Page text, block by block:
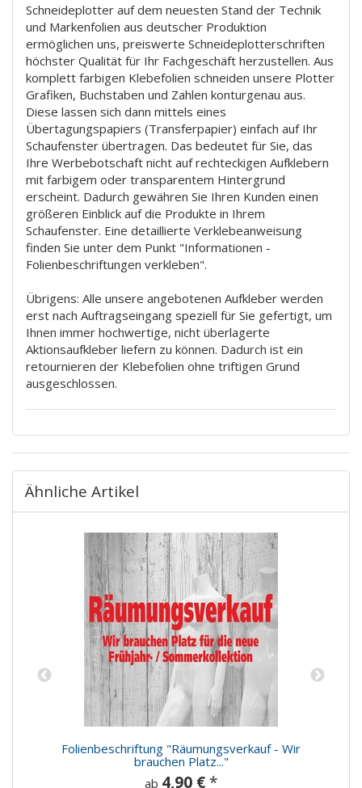
Schneideplotter auf dem neuesten Stand der Technik
und Markenfolien aus deutscher Produktion
ermöglichen uns, preiswerte Schneideplotterschriften
höchster Qualität für Ihr Fachgeschäft herzustellen. Aus
komplett farbigen Klebefolien schneiden unsere Plotter
Grafiken, Buchstaben und Zahlen konturgenau aus.
Diese lassen sich dann mittels eines
Übertagungspapiers (Transferpapier) einfach auf Ihr
Schaufenster übertragen. Das bedeutet für Sie, das
Ihre Werbebotschaft nicht auf rechteckigen Aufklebern
mit farbigem oder transparentem Hintergrund
erscheint. Dadurch gewähren Sie Ihren Kunden einen
größeren Einblick auf die Produkte in Ihrem
Schaufenster. Eine detaillierte Verklebeanweisung
finden Sie unter dem Punkt "Informationen -
Folienbeschriftungen verkleben".
Übrigens: Alle unsere angebotenen Aufkleber werden
erst nach Auftragseingang speziell für Sie gefertigt, um
Ihnen immer hochwertige, nicht überlagerte
Aktionsaufkleber liefern zu können. Dadurch ist ein
retournieren der Klebefolien ohne triftigen Grund
ausgeschlossen.
Ähnliche Artikel
Folienbeschriftung "Räumungsverkauf - Wir
brauchen Platz..."
ab 4,90 €*